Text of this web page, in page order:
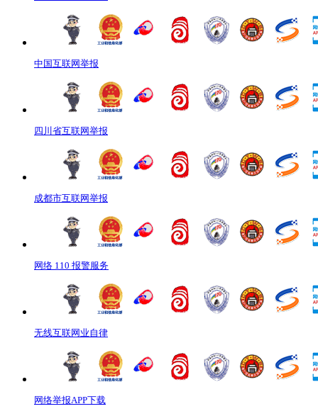
中国互联网举报
四川省互联网举报
成都市互联网举报
网络 110 报警服务
无线互联网业自律
网络举报APP下载